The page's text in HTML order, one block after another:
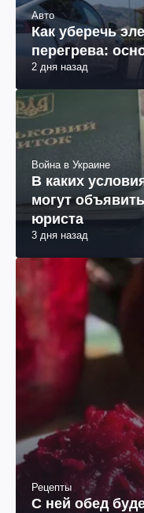
Авто
Как уберечь
перегрева:
2 дня назад
Война в Украине
В каких
могут
юриста
3 дня назад
Рецепты
С ней обед